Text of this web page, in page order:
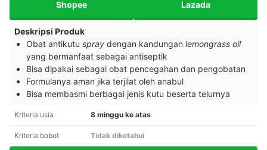
Shopee Lazada
Deskripsi Produk
Obat antikutu spray dengan kandungan lemongrass oil
yang bermanfaat sebagai antiseptik
Bisa dipakai sebagai obat pencegahan dan pengobatan
Formulanya aman jika terjilat oleh anabul
Bisa membasmi berbagai jenis kutu beserta telurnya
Kriteria usia 8 minggu ke atas
Kriteria bobot Tidak diketahui